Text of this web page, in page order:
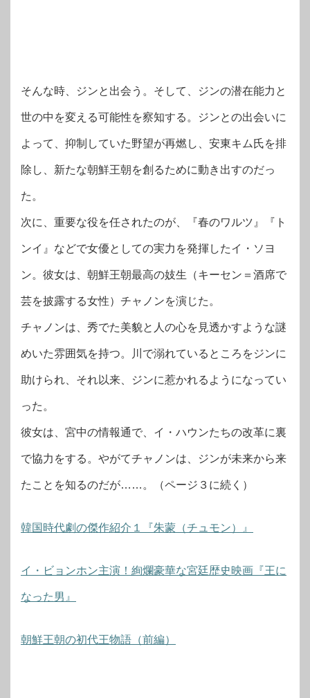
そんな時、ジンと出会う。そして、ジンの潜在能力と
世の中を変える可能性を察知する。ジンとの出会いに
よって、抑制していた野望が再燃し、安東キム氏を排
除し、新たな朝鮮王朝を創るために動き出すのだっ
た。
次に、重要な役を任されたのが、『春のワルツ』『ト
ンイ』などで女優としての実力を発揮したイ・ソヨ
ン。彼女は、朝鮮王朝最高の妓生（キーセン＝酒席で
芸を披露する女性）チャノンを演じた。
チャノンは、秀でた美貌と人の心を見透かすような謎
めいた雰囲気を持つ。川で溺れているところをジンに
助けられ、それ以来、ジンに惹かれるようになってい
った。
彼女は、宮中の情報通で、イ・ハウンたちの改革に裏
で協力をする。やがてチャノンは、ジンが未来から来
たことを知るのだが……。（ページ３に続く）
韓国時代劇の傑作紹介１『朱蒙（チュモン）』
イ・ビョンホン主演！絢爛豪華な宮廷歴史映画『王に
なった男』
朝鮮王朝の初代王物語（前編）